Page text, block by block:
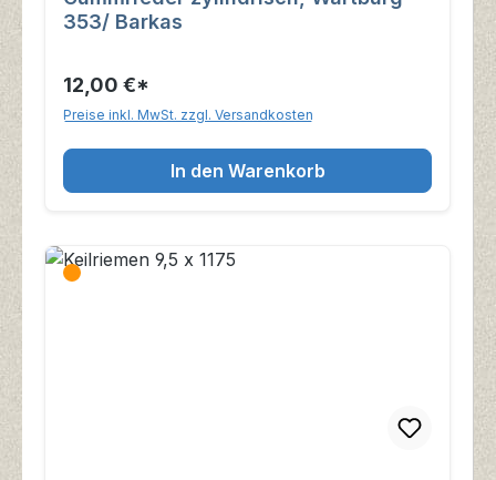
353/ Barkas
12,00 €*
Preise inkl. MwSt. zzgl. Versandkosten
In den Warenkorb